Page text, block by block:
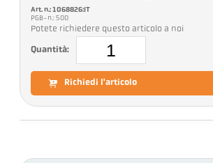
Art. n.: 1068826:IT
PGB-n.: 500
Potete richiedere questo articolo a noi
Quantità:
Richiedi l'articolo